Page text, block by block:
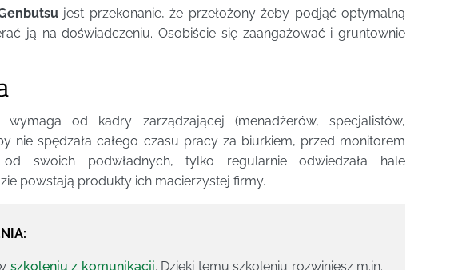
jest przekonanie, że przełożony żeby podjąć optymalną
ją na doświadczeniu. Osobiście się zaangażować i gruntownie
od kadry zarządzającej (menadżerów, specjalistów,
nie spędzała całego czasu pracy za biurkiem, przed monitorem
od swoich podwładnych, tylko regularnie odwiedzała hale
powstają produkty ich macierzystej firmy.
szkoleniu z komunikacji. Dzięki temu szkoleniu rozwiniesz m.in.: